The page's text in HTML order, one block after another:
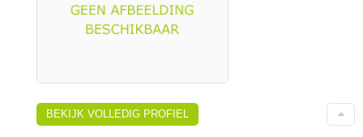
BEKIJK VOLLEDIG PROFIEL